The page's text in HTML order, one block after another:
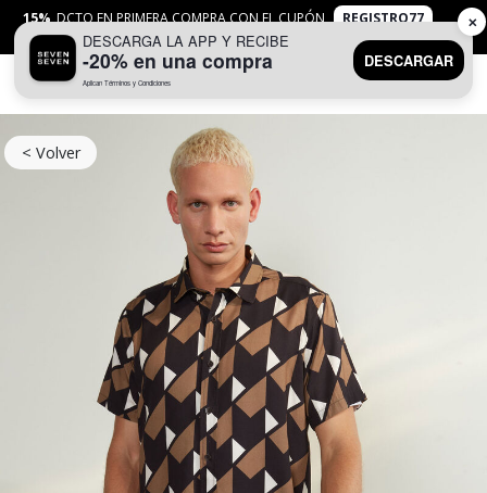
15% DCTO EN PRIMERA COMPRA CON EL CUPÓN
REGISTRO77
APLICANTYC
< Volver
DESCARGA LA APP Y RECIBE
-20% en una compra
Aplican Términos y Condiciones
DESCARGAR
✕